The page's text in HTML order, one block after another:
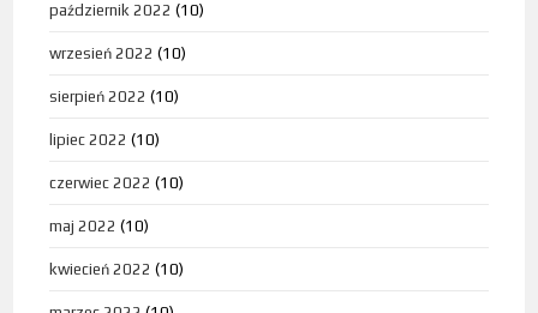
październik 2022 (10)
wrzesień 2022 (10)
sierpień 2022 (10)
lipiec 2022 (10)
czerwiec 2022 (10)
maj 2022 (10)
kwiecień 2022 (10)